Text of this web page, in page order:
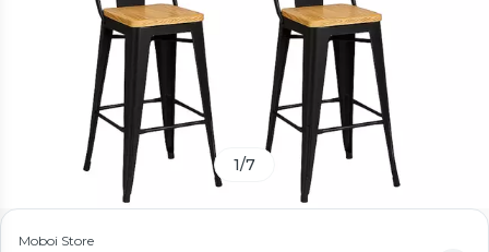
1/7
Moboi Store